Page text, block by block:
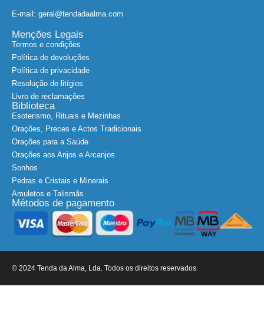
Menções Legais
Termos e condições
Política de devoluções
Política de privacidade
Resolução de litígios
Livro de reclamações
Biblioteca
Esoterismo, Rituais e Mezinhas
Orações, Preces e Actos Tradicionais
Orações para a Saúde
Orações aos Anjos e Arcanjos
Sonhos
Pedras e Cristais e Minerais
Amuletos e Talismãs
Métodos de pagamento